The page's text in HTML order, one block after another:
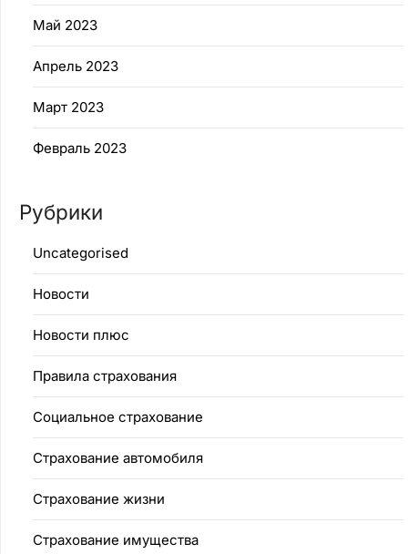
Май 2023
Апрель 2023
Март 2023
Февраль 2023
Рубрики
Uncategorised
Новости
Новости плюс
Правила страхования
Социальное страхование
Страхование автомобиля
Страхование жизни
Страхование имущества